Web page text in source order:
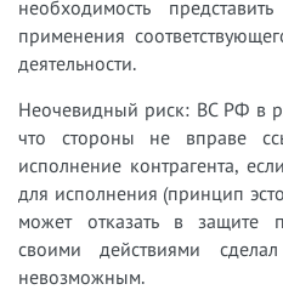
необходимость
применения
деятельности.
Неочевидный риск: ВС РФ в
что стороны не вправе
исполнение контрагента,
для исполнения (принцип
может отказать в защите
своими действиями
невозможным.